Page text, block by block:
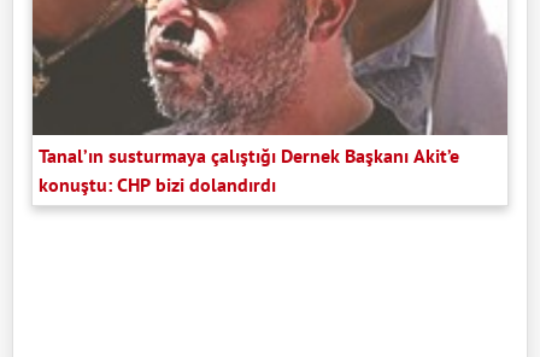
Tanal’ın susturmaya çalıştığı Dernek Başkanı Akit’e
konuştu: CHP bizi dolandırdı